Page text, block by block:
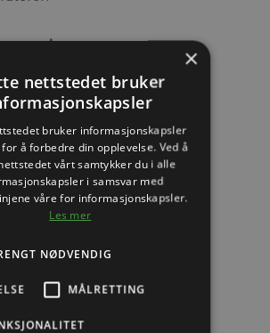
×
nettstedet bruker
bruker informasjonskapsler
å forbedre din opplevelse. Ved å
vårt samtykker du i alle
i samsvar med
våre for informasjonskapsler.
Les mer
NØDVENDIG
MÅLRETTING